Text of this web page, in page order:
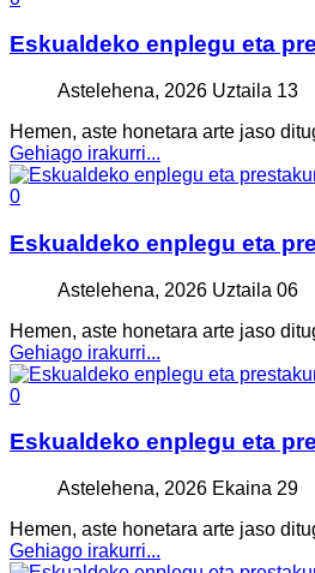
Eskualdeko enplegu eta
Astelehena, 2026 Uztaila 13
Hemen, aste honetara arte jaso
Gehiago irakurri...
0
Eskualdeko enplegu eta
Astelehena, 2026 Uztaila 06
Hemen, aste honetara arte jaso
Gehiago irakurri...
0
Eskualdeko enplegu eta
Astelehena, 2026 Ekaina 29
Hemen, aste honetara arte jaso
Gehiago irakurri...